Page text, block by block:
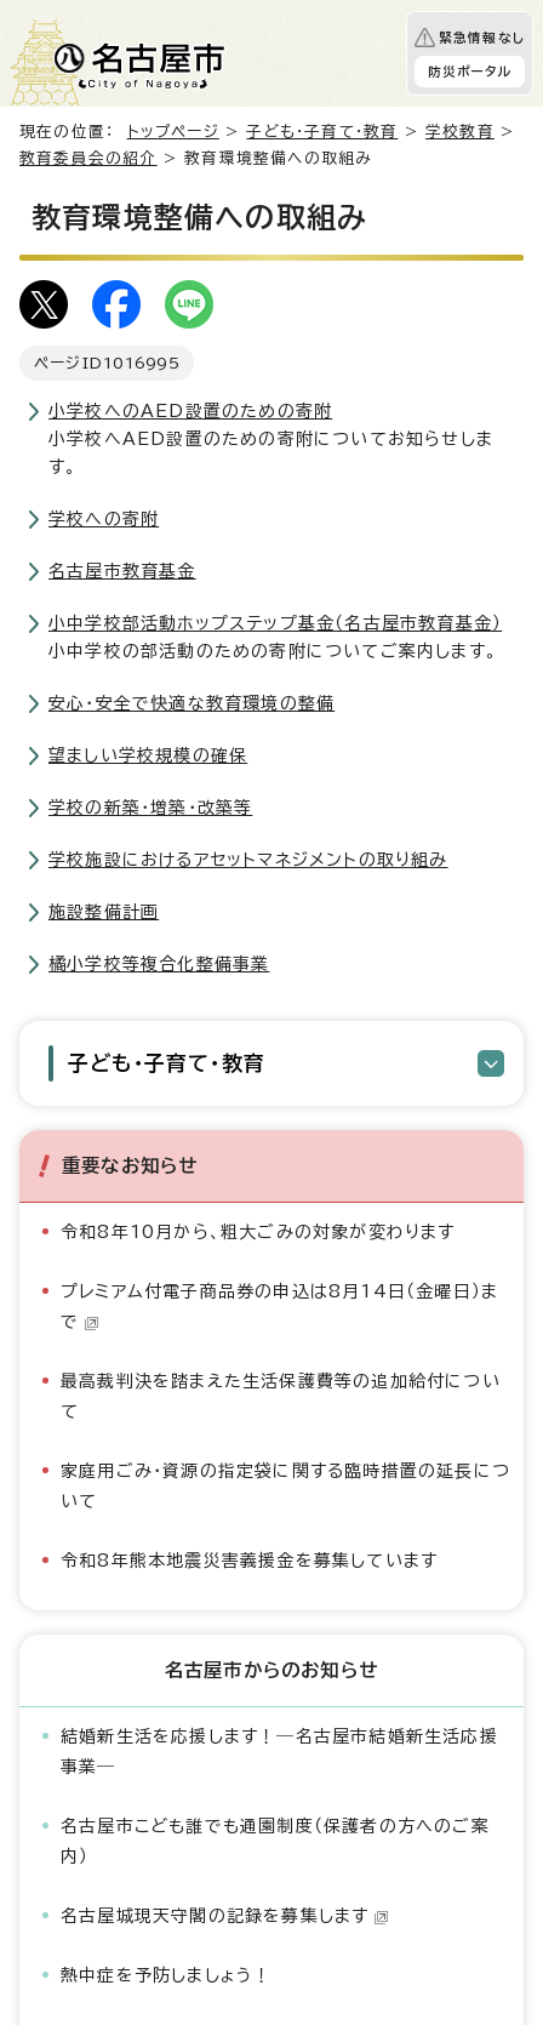
緊急情報なし
防災ポータル
現在の位置： トップページ >子ども・子育て・教育 >学校教育
>
教育委員会の紹介
> 教育環境整備への取組み
教育環境整備への取組み
ページID 1016995
小学校へのAED設置のための寄附
小学校へAED設置のための寄附についてお知らせしま
す。
学校への寄附
名古屋市教育基金
小中学校部活動ホップステップ基金（名古屋市教育基金）
小中学校の部活動のための寄附についてご案内します。
安心・安全で快適な教育環境の整備
望ましい学校規模の確保
学校の新築・増築・改築等
学校施設におけるアセットマネジメントの取り組み
施設整備計画
橘小学校等複合化整備事業
子ども・子育て・教育
重要なお知らせ
令和8年10月から、粗大ごみの対象が変わります
プレミアム付電子商品券の申込は8月14日（金曜日）ま
で
最高裁判決を踏まえた生活保護費等の追加給付につい
て
家庭用ごみ・資源の指定袋に関する臨時措置の延長につ
いて
令和8年熊本地震災害義援金を募集しています
名古屋市からのお知らせ
結婚新生活を応援します！―名古屋市結婚新生活応援
事業―
名古屋市こども誰でも通園制度（保護者の方へのご案
内）
名古屋城現天守閣の記録を募集します
熱中症を予防しましょう！